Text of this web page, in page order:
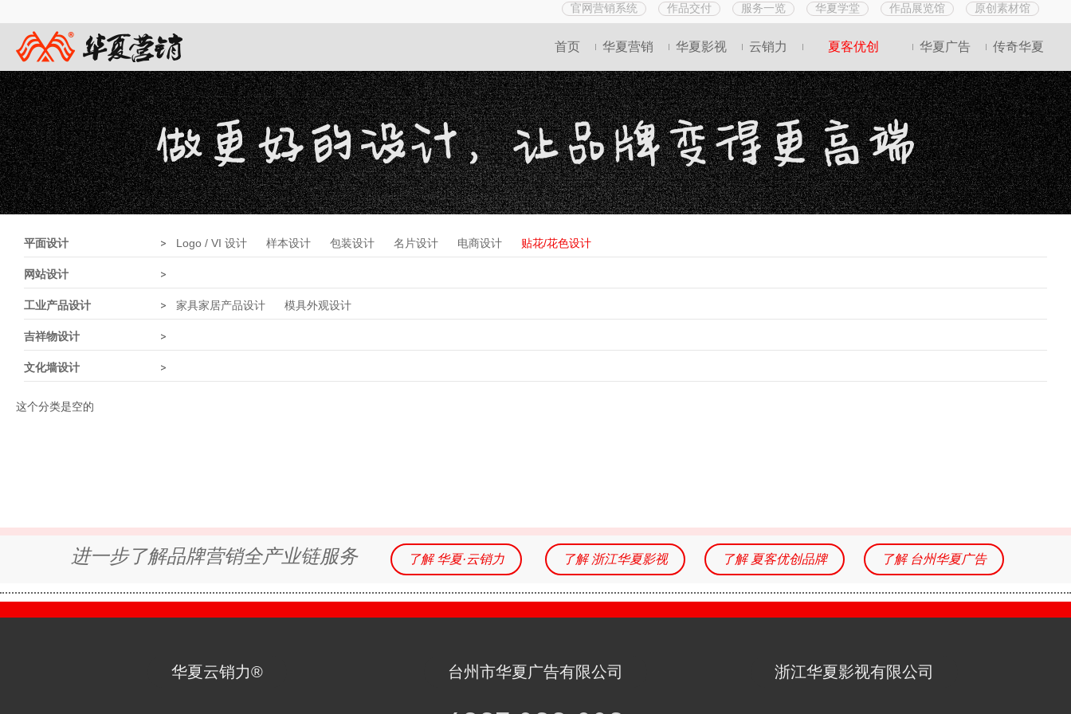
官网营销系统 作品交付 服务一览 华夏学堂 作品展览馆 原创素材馆
首页 华夏营销 华夏影视 云销力 夏客优创 华夏广告 传奇华夏
平面设计 > Logo / VI 设计 样本设计 包装设计 名片设计 电商设计 贴花/花色设计
网站设计 >
工业产品设计 > 家具家居产品设计 模具外观设计
吉祥物设计 >
文化墙设计 >
这个分类是空的
进一步了解品牌营销全产业链服务 了解 华夏·云销力 了解 浙江华夏影视 了解 夏客优创品牌 了解 台州华夏广告
华夏云销力® 台州市华夏广告有限公司 浙江华夏影视有限公司